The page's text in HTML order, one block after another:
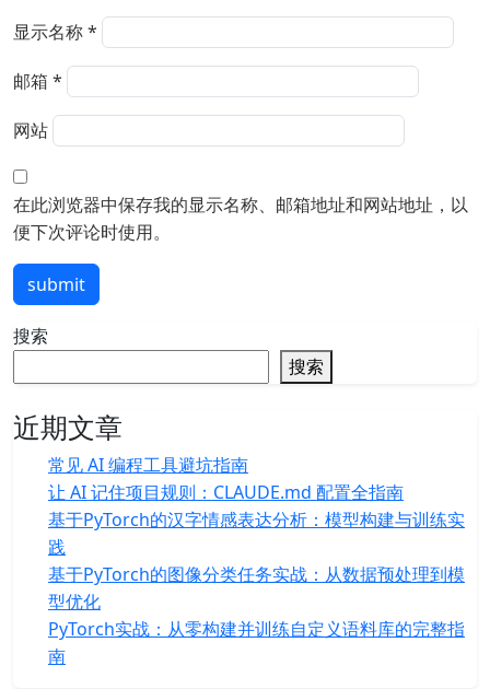
显示名称*
邮箱 *
网站
在此浏览器中保存我的显示名称、邮箱地址和网站地址，以
便下次评论时使用。
submit
搜索
搜索
近期文章
常见 AI 编程工具避坑指南
让 AI 记住项目规则：CLAUDE.md 配置全指南
基于PyTorch的汉字情感表达分析：模型构建与训练实
践
基于PyTorch的图像分类任务实战：从数据预处理到模
型优化
PyTorch实战：从零构建并训练自定义语料库的完整指
南